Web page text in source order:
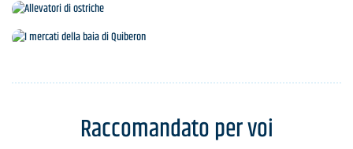
Allevatori di ostriche
Raccomandato per voi